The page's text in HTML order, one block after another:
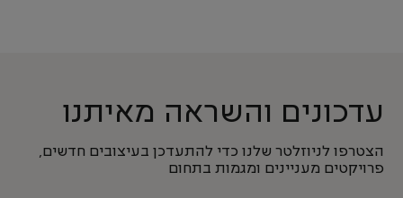
עדכונים והשראה מאיתנו
הצטרפו לניוזלטר שלנו כדי להתעדכן בעיצובים חדשים,
פרויקטים מעניינים ומגמות בתחום